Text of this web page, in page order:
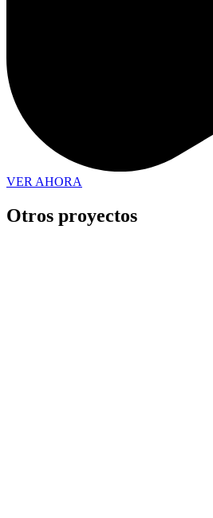
VER AHORA
Otros proyectos